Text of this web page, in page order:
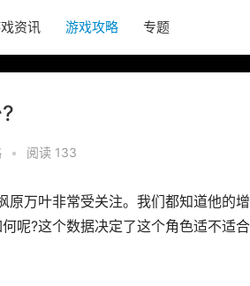
资讯 游戏攻略 专题
• 阅读 133
原万叶非常受关注。我们都知道他的
呢?这个数据决定了这个角色适不适